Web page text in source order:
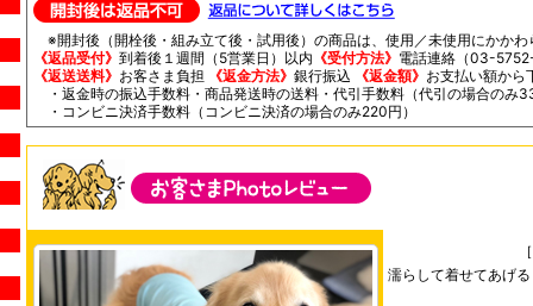
※開封後（開栓後・組み立て後・試用後）の商品は、使用／未使用にかかわ
《返品受付》 到着後１週間（5営業日）以内 《受付方法》 電話連絡（03-
《返送送料》 お客さま負担 《返金方法》 銀行振込 《返金額》 お支払い額から
・返金時の振込手数料・商品発送時の送料・代引手数料（代引の場合のみ
・コンビニ決済手数料（コンビニ決済の場合のみ220円）
濡らして着せてあげ